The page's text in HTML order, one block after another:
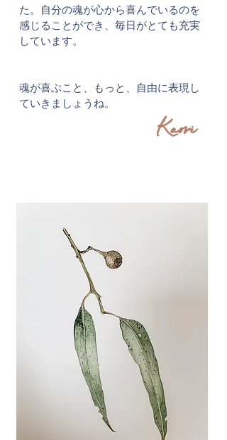
た。自分の魂が心から喜んでいるのを
感じることができ、毎日がとても充実
しています。​
​魂が喜ぶこと、もっと、自由に表現し
ていきましょうね。
Kaori